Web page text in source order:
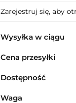
Zarejestruj się, aby
Wysyłka w ciągu
Cena przesyłki
Dostępność
Waga